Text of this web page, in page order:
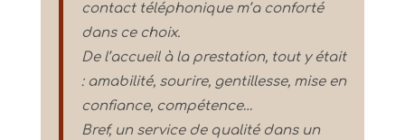
contact téléphonique m’a conforté
dans ce choix.
De l’accueil à la prestation, tout y était
: amabilité, sourire, gentillesse, mise en
confiance, compétence…
Bref, un service de qualité dans un